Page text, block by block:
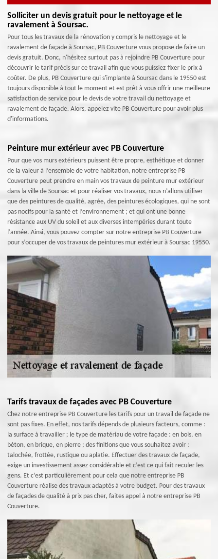
Solliciter un devis gratuit pour le nettoyage et le
ravalement à Soursac.
Pour tous les travaux de la rénovation y compris le nettoyage et le
ravalement de façade à Soursac, PB Couverture vous propose de faire un
devis gratuit. Donc, n'hésitez surtout pas à rejoindre PB Couverture pour
découvrir le tarif précis sur ce travail afin que vous puissiez fixer le prix à
coûter. De plus, PB Couverture qui s'implante à Soursac dans le 19550 est
toujours disponible à tout le moment et est prêt à vous offrir une meilleure
satisfaction de service pour le devis de votre travail du nettoyage et
ravalement de façade. Alors, appelez vite PB Couverture pour avoir plus
d'informations.
Peinture mur extérieur avec PB Couverture
Pour que vos murs extérieurs puissent être propre, esthétique et donner
de la valeur à l’ensemble de votre habitation, notre entreprise PB
Couverture peut prendre en main vos travaux de peinture mur extérieur
dans la ville de Soursac et pour réaliser vos travaux, nous n’allons utiliser
que des peintures de qualité, agrée, des peintures écologiques, qui ne sont
pas nocifs pour la santé et l’environnement ; et qui ont une bonne
résistance aux UV du soleil et aux diverses intempéries durant toute
l’année. Ainsi, vous pouvez compter sur notre entreprise PB Couverture
pour s’occuper de vos travaux de peintures mur extérieur à Soursac 19550.
Tarifs travaux de façades avec PB Couverture
Chez notre entreprise PB Couverture les tarifs pour un travail de façade ne
sont pas fixes. En effet, nos tarifs dépends de plusieurs facteurs, comme :
la surface à travailler ; le type de matériau de votre façade : en bois, en
béton, en brique, en pierre ; des finitions que vous souhaitez avoir :
talochée, frottée, rustique ou aplatie. Effectuer des travaux de façade,
exige un investissement assez considérable et c’est ce qui fait reculer les
gens. Et c’est particulièrement pour cela que notre entreprise PB
Couverture réalise des travaux adaptés à votre budget. Pour des travaux
de façades de qualité à prix pas cher, faites appel à notre entreprise PB
Couverture.